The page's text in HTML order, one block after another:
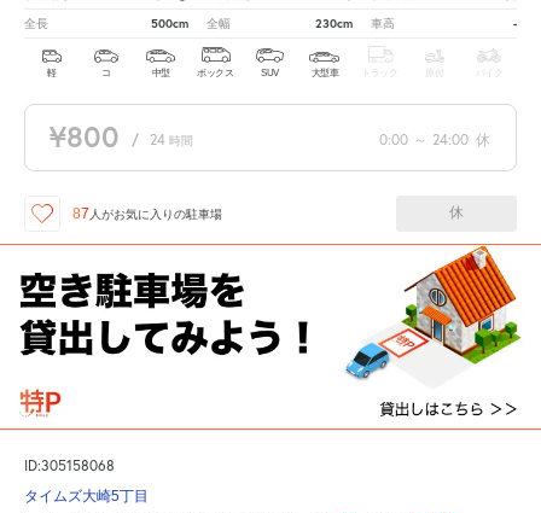
全長 500cm 全幅 230cm 車高 -
軽 コ 中型 ボックス SUV 大型車 トラック 原付 バイク
¥800 / 24 時間 0:00 ～ 24:00 休
87 人がお気に入りの駐車場 休
ID:305158068
タイムズ大崎5丁目